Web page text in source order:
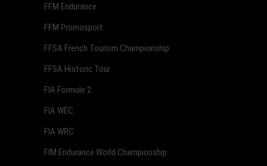
FFM Endurance
FFM Promosport
FFSA French Tourism Championship
FFSA Historic Tour
FIA Formule 2
FIA WEC
FIA WRC
FIM Endurance World Championship